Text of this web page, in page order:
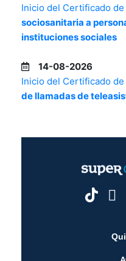
Inicio del Certificado
sociosanitaria a
instituciones sociales
14-08-2026
Inicio del Certificado
de llamadas de